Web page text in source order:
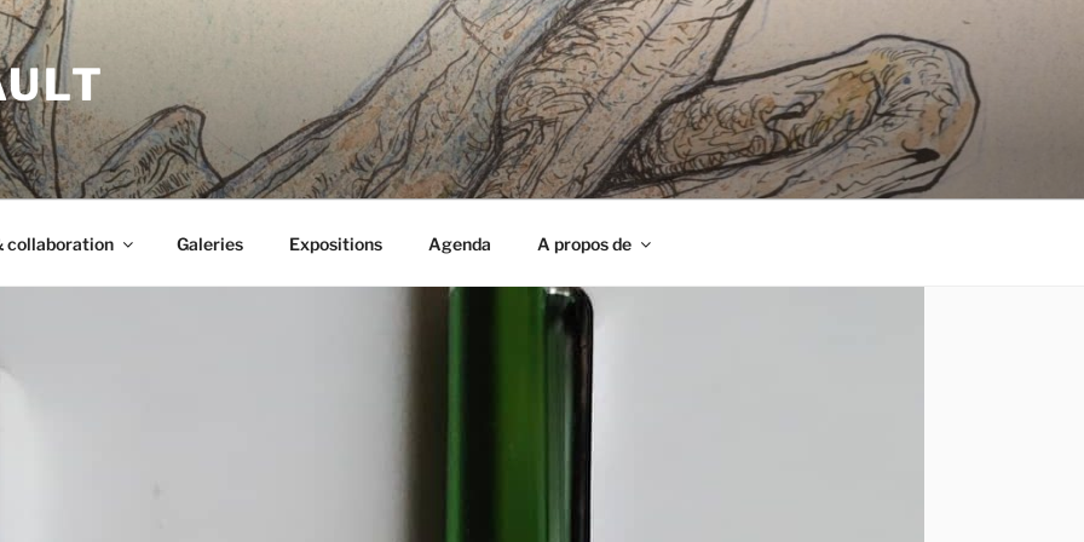
collaboration Galeries Expositions Agenda A propos de